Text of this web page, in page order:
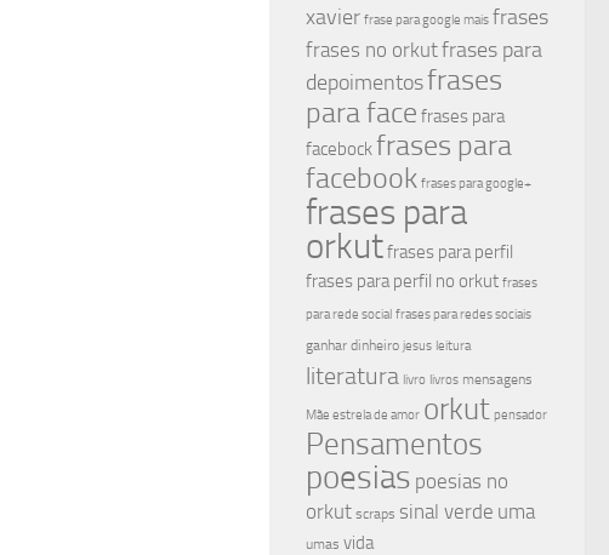
xavier frase para google mais frases
frases no orkutfrases para
depoimentosfrases
para face frases para
facebockfrases para
facebook frases para google+
frases para
orkutfrases para perfil
frases para perfil no orkut frases
para rede social frases para redes sociais
ganhar dinheiro jesus leitura
literatura livro livros mensagens
Mãe estrela de amor orkut pensador
Pensamentos
poesias poesias no
orkut scraps sinal verde uma
umas vida